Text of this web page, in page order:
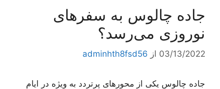
جاده چالوس به سفرهای
نوروزی می‌رسد؟
03/13/2022 از adminhth8fsd56
جاده چالوس یکی از محورهای پرتردد به ویژه در ایام